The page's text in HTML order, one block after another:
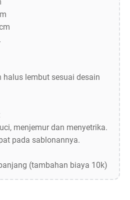
halus lembut sesuai desain
menjemur dan menyetrika.
pada sablonannya.
(tambahan biaya 10k)